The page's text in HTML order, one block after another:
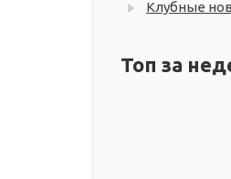
Клубные
Топ за